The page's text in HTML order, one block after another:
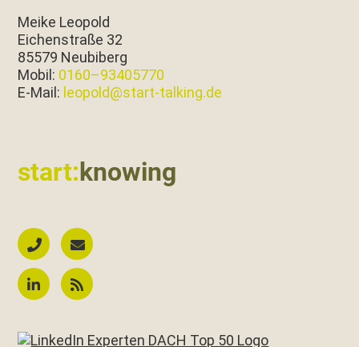
Meike Leopold
Eichen­straße 32
85579 Neubiberg
Mobil: 0160–93405770
E‑Mail: leopold@start-talking.de
start:knowing